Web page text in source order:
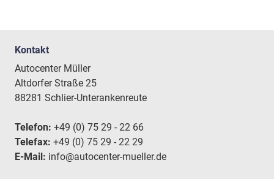
Kontakt
Autocenter Müller
Altdorfer Straße 25
88281 Schlier-Unterankenreute
Telefon: +49 (0) 75 29 - 22 66
Telefax: +49 (0) 75 29 - 22 29
E-Mail: info@autocenter-mueller.de